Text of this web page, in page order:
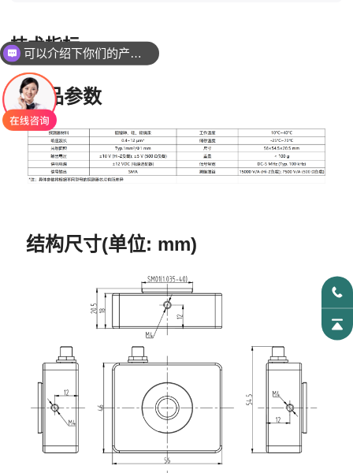
技术指标
产品参数
结构尺寸(单位: mm)
可以介绍下你们的产品么